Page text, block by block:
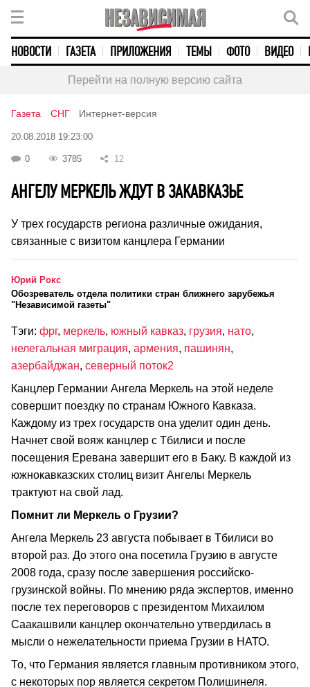
НОВОСТИ ГАЗЕТА ПРИЛОЖЕНИЯ ТЕМЫ ФОТО ВИДЕО
Перейти на полную версию сайта
Газета СНГ Интернет-версия
20.08.2018 19:23:00
0 3785 12
АНГЕЛУ МЕРКЕЛЬ ЖДУТ В ЗАКАВКАЗЬЕ
У трех государств региона различные ожидания,
связанные с визитом канцлера Германии
Юрий Рокс
Обозреватель отдела политики стран ближнего зарубежья
"Независимой газеты"
Тэги: фрг, меркель, южный кавказ, грузия, нато,
нелегальная миграция, армения, пашинян,
азербайджан, северный поток2
Канцлер Германии Ангела Меркель на этой неделе
совершит поездку по странам Южного Кавказа.
Каждому из трех государств она уделит один день.
Начнет свой вояж канцлер с Тбилиси и после
посещения Еревана завершит его в Баку. В каждой из
южнокавказских столиц визит Ангелы Меркель
трактуют на свой лад.
Помнит ли Меркель о Грузии?
Ангела Меркель 23 августа побывает в Тбилиси во
второй раз. До этого она посетила Грузию в августе
2008 года, сразу после завершения российско-
грузинской войны. По мнению ряда экспертов, именно
после тех переговоров с президентом Михаилом
Саакашвили канцлер окончательно утвердилась в
мысли о нежелательности приема Грузии в НАТО.
То, что Германия является главным противником этого,
с некоторых пор является секретом Полишинеля.